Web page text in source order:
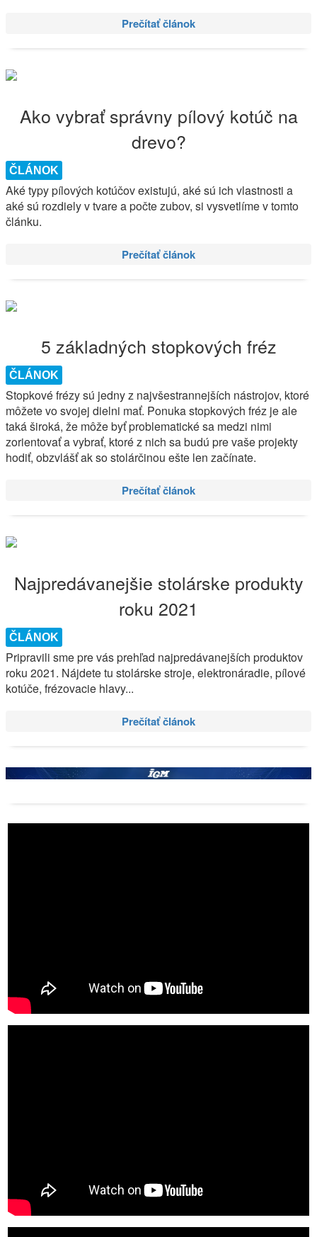
Prečítať článok
Ako vybrať správny pílový kotúč na
drevo?
ČLÁNOK
Aké typy pílových kotúčov existujú, aké sú ich vlastnosti a
aké sú rozdiely v tvare a počte zubov, si vysvetlíme v tomto
článku.
Prečítať článok
5 základných stopkových fréz
ČLÁNOK
Stopkové frézy sú jedny z najvšestrannejších nástrojov, ktoré
môžete vo svojej dielni mať. Ponuka stopkových fréz je ale
taká široká, že môže byť problematické sa medzi nimi
zorientovať a vybrať, ktoré z nich sa budú pre vaše projekty
hodiť, obzvlášť ak so stolárčinou ešte len začínate.
Prečítať článok
Najpredávanejšie stolárske produkty
roku 2021
ČLÁNOK
Pripravili sme pre vás prehľad najpredávanejších produktov
roku 2021. Nájdete tu stolárske stroje, elektronáradie, pílové
kotúče, frézovacie hlavy...
Prečítať článok